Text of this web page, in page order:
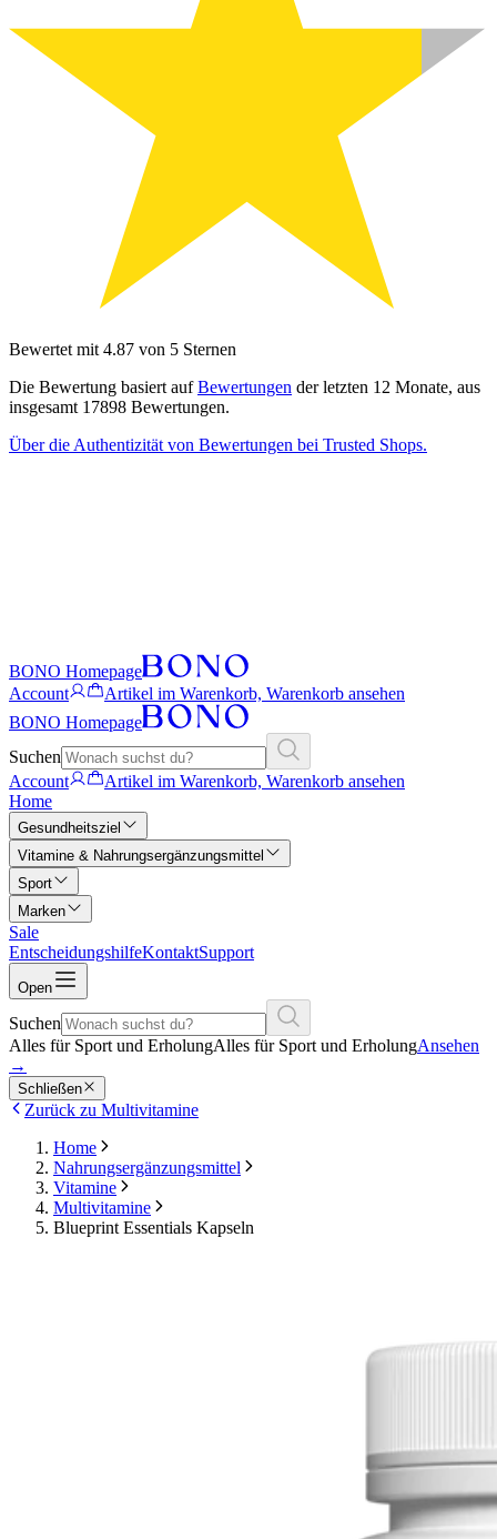
Bewertet mit 4.87 von 5 Sternen
Die Bewertung basiert aufBewertungen der letzten 12 Monate, aus
insgesamt 17898 Bewertungen.
Über die Authentizität von Bewertungen bei Trusted Shops.
BONO Homepage
Account
Artikel im Warenkorb, Warenkorb ansehen
BONO Homepage
Suchen
Account
Artikel im Warenkorb, Warenkorb ansehen
Home
Gesundheitsziel
Vitamine & Nahrungsergänzungsmittel
Sport
Marken
Sale
EntscheidungshilfeKontaktSupport
Open
Suchen
Alles für Sport und ErholungAlles für Sport und ErholungAnsehen
→
Schließen
Zurück zu Multivitamine
Home
Nahrungsergänzungsmittel
Vitamine
Multivitamine
Blueprint Essentials Kapseln